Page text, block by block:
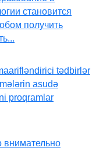
становится
получить
tədbirlər
asudə
proqramlar